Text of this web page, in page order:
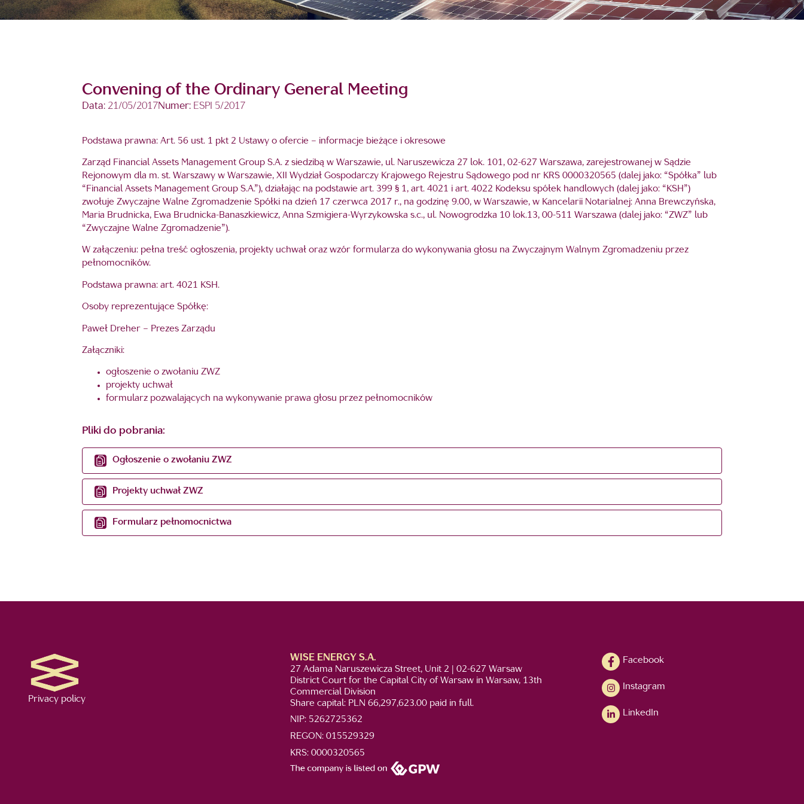
Convening of the Ordinary General Meeting
Data: 21/05/2017Numer: ESPI 5/2017
Podstawa prawna: Art. 56 ust. 1 pkt 2 Ustawy o ofercie – informacje bieżące i okresowe
Zarząd Financial Assets Management Group S.A. z siedzibą w Warszawie, ul. Naruszewicza 27 lok. 101, 02-627 Warszawa, zarejestrowanej w Sądzie
Rejonowym dla m. st. Warszawy w Warszawie, XII Wydział Gospodarczy Krajowego Rejestru Sądowego pod nr KRS 0000320565 (dalej jako: “Spółka” lub
“Financial Assets Management Group S.A.”), działając na podstawie art. 399 § 1, art. 4021 i art. 4022 Kodeksu spółek handlowych (dalej jako: “KSH”)
zwołuje Zwyczajne Walne Zgromadzenie Spółki na dzień 17 czerwca 2017 r., na godzinę 9.00, w Warszawie, w Kancelarii Notarialnej: Anna Brewczyńska,
Maria Brudnicka, Ewa Brudnicka-Banaszkiewicz, Anna Szmigiera-Wyrzykowska s.c., ul. Nowogrodzka 10 lok.13, 00-511 Warszawa (dalej jako: “ZWZ” lub
“Zwyczajne Walne Zgromadzenie”).
W załączeniu: pełna treść ogłoszenia, projekty uchwał oraz wzór formularza do wykonywania głosu na Zwyczajnym Walnym Zgromadzeniu przez
pełnomocników.
Podstawa prawna: art. 4021 KSH.
Osoby reprezentujące Spółkę:
Paweł Dreher – Prezes Zarządu
Załączniki:
ogłoszenie o zwołaniu ZWZ
projekty uchwał
formularz pozwalających na wykonywanie prawa głosu przez pełnomocników
Pliki do pobrania:
Ogłoszenie o zwołaniu ZWZ
Projekty uchwał ZWZ
Formularz pełnomocnictwa
Privacy policy
WISE ENERGY S.A.
27 Adama Naruszewicza Street, Unit 2 | 02-627 Warsaw
District Court for the Capital City of Warsaw in Warsaw, 13th
Commercial Division
Share capital: PLN 66,297,623.00 paid in full.
NIP: 5262725362
REGON: 015529329
KRS: 0000320565
Facebook
Instagram
LinkedIn